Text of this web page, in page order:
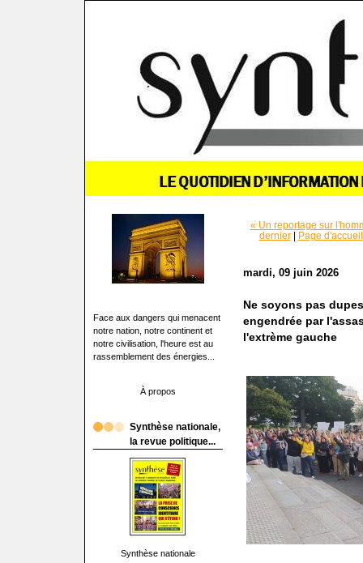
Face aux dangers qui menacent
notre nation, notre continent et
notre civilisation, l'heure est au
rassemblement des énergies...
À propos
Synthèse nationale,
la revue politique...
Synthèse nationale
« Un reportage sur
dernier| Page d'accueil
mardi, 09 juin 2026
Ne soyons pas
engendrée par
l'extrème gauche